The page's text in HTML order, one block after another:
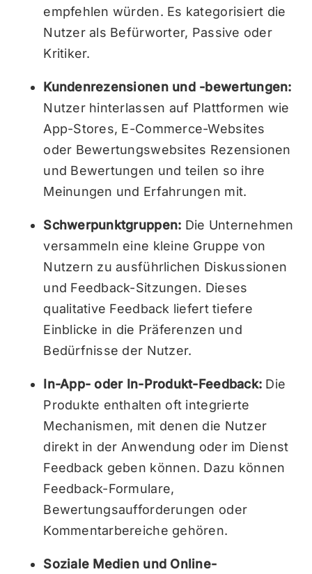
empfehlen würden. Es kategorisiert die
Nutzer als Befürworter, Passive oder
Kritiker.
Kundenrezensionen und -bewertungen:
Nutzer hinterlassen auf Plattformen wie
App-Stores, E-Commerce-Websites
oder Bewertungswebsites Rezensionen
und Bewertungen und teilen so ihre
Meinungen und Erfahrungen mit.
Schwerpunktgruppen: Die Unternehmen
versammeln eine kleine Gruppe von
Nutzern zu ausführlichen Diskussionen
und Feedback-Sitzungen. Dieses
qualitative Feedback liefert tiefere
Einblicke in die Präferenzen und
Bedürfnisse der Nutzer.
In-App- oder In-Produkt-Feedback: Die
Produkte enthalten oft integrierte
Mechanismen, mit denen die Nutzer
direkt in der Anwendung oder im Dienst
Feedback geben können. Dazu können
Feedback-Formulare,
Bewertungsaufforderungen oder
Kommentarbereiche gehören.
Soziale Medien und Online-